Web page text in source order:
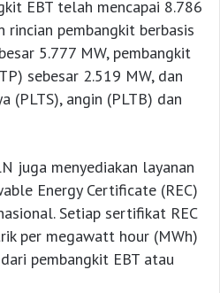
EBT telah mencapai 8.786
rincian pembangkit berbasis
5.777 MW, pembangkit
sebesar 2.519 MW, dan
(PLTS), angin (PLTB) dan
juga menyediakan layanan
Energy Certificate (REC)
Setiap sertifikat REC
per megawatt hour (MWh)
pembangkit EBT atau